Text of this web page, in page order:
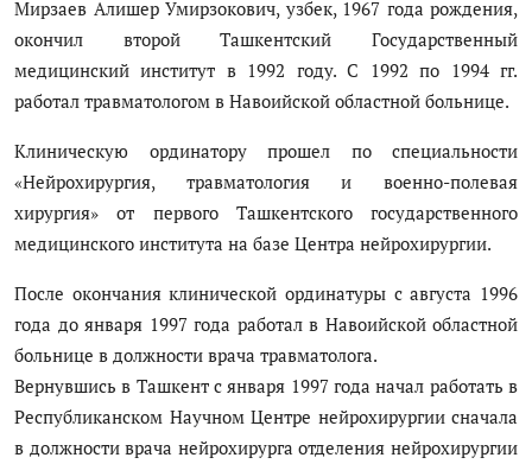
PDF-translator
Проблемы Арала
Русский
Мирзаев Алишер Умирзокович, узбек, 1967 года рождения,
окончил второй Ташкентский Государственный
медицинский институт в 1992 году. С 1992 по 1994 гг.
работал травматологом в Навоийской областной больнице.
Клиническую ординатору прошел по специальности
«Нейрохирургия, травматология и военно-полевая
хирургия» от первого Ташкентского государственного
медицинского института на базе Центра нейрохирургии.
После окончания клинической ординатуры с августа 1996
года до января 1997 года работал в Навоийской областной
больнице в должности врача травматолога.
Вернувшись в Ташкент с января 1997 года начал работать в
Республиканском Научном Центре нейрохирургии сначала
в должности врача нейрохирурга отделения нейрохирургии